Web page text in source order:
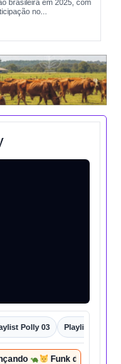
brasileira em 2025, com
no...
Polly 03 Playlist Polly
Funk dos